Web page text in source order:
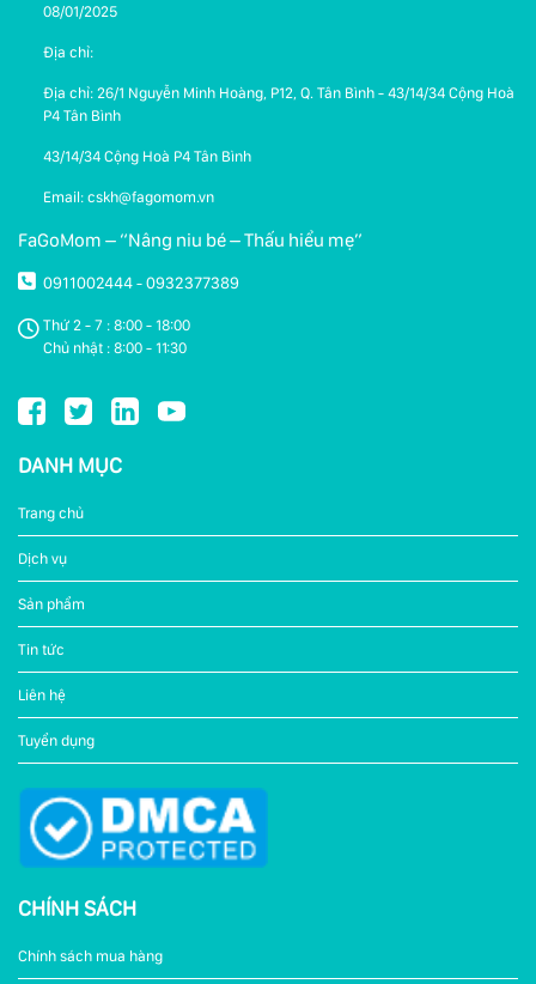
08/01/2025
Địa chỉ:
Địa chỉ: 26/1 Nguyễn Minh Hoàng, P12, Q. Tân Bình - 43/14/34 Cộng Hoà
P4 Tân Bình
43/14/34 Cộng Hoà P4 Tân Bình
Email: cskh@fagomom.vn
FaGoMom – “Nâng niu bé – Thấu hiểu mẹ”
0911002444 - 0932377389
Thứ 2 - 7 : 8:00 - 18:00
Chủ nhật : 8:00 - 11:30
DANH MỤC
Trang chủ
Dịch vụ
Sản phẩm
Tin tức
Liên hệ
Tuyển dụng
CHÍNH SÁCH
Chính sách mua hàng